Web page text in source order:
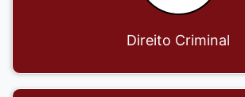
Direito Criminal